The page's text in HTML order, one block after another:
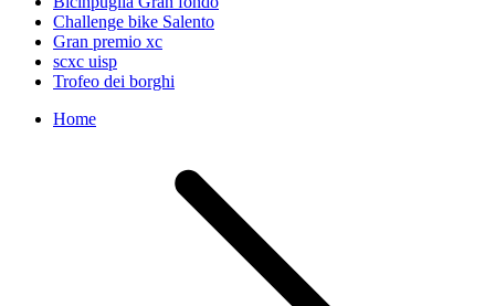
Challenge bike Salento
Gran premio xc
scxc uisp
Trofeo dei borghi
Home